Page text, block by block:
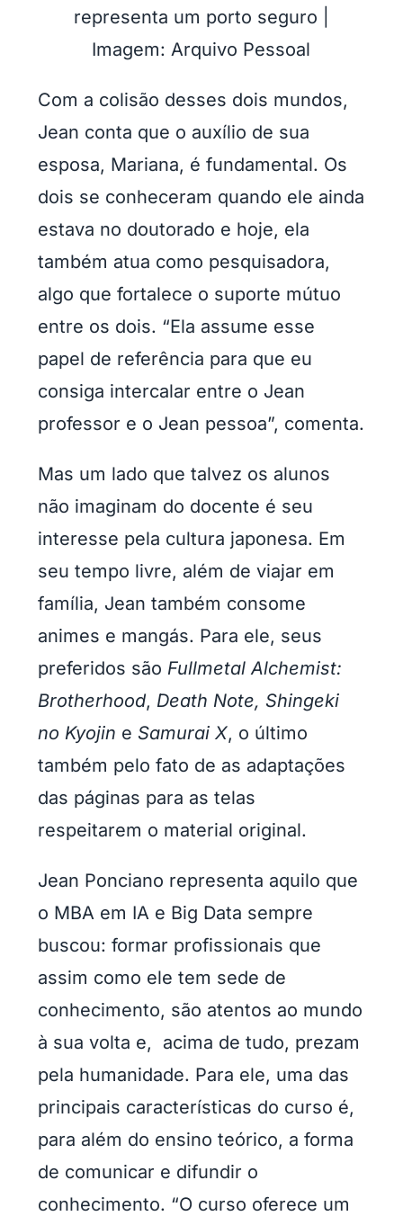
representa um porto seguro |
Imagem: Arquivo Pessoal
Com a colisão desses dois mundos,
Jean conta que o auxílio de sua
esposa, Mariana, é fundamental. Os
dois se conheceram quando ele ainda
estava no doutorado e hoje, ela
também atua como pesquisadora,
algo que fortalece o suporte mútuo
entre os dois. “Ela assume esse
papel de referência para que eu
consiga intercalar entre o Jean
professor e o Jean pessoa”, comenta.
Mas um lado que talvez os alunos
não imaginam do docente é seu
interesse pela cultura japonesa. Em
seu tempo livre, além de viajar em
família, Jean também consome
animes e mangás. Para ele, seus
preferidos são Fullmetal Alchemist:
Brotherhood, Death Note, Shingeki
no Kyojin eSamurai X, o último
também pelo fato de as adaptações
das páginas para as telas
respeitarem o material original.
Jean Ponciano representa aquilo que
o MBA em IA e Big Data sempre
buscou: formar profissionais que
assim como ele tem sede de
conhecimento, são atentos ao mundo
à sua volta e, acima de tudo, prezam
pela humanidade. Para ele, uma das
principais características do curso é,
para além do ensino teórico, a forma
de comunicar e difundir o
conhecimento. “O curso oferece um